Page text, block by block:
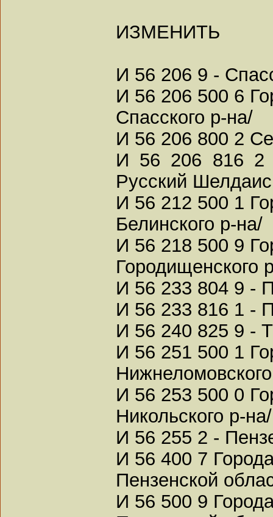
ИЗМЕНИТЬ
И 56 206 9 -
И 56 206 500 6
Спасского р-на/
И 56 206 800 2
И 56 206 816 2
Русский Шелдаис
И 56 212 500 1
Белинского р-на/
И 56 218 500 9
Городищенского
И 56 233 804 9 -
И 56 233 816 1 -
И 56 240 825 9 -
И 56 251 500 1
И 56 253 500 0
Никольского р-на/
И 56 255 2 -
И 56 400 7
Пензенской
И 56 500 9